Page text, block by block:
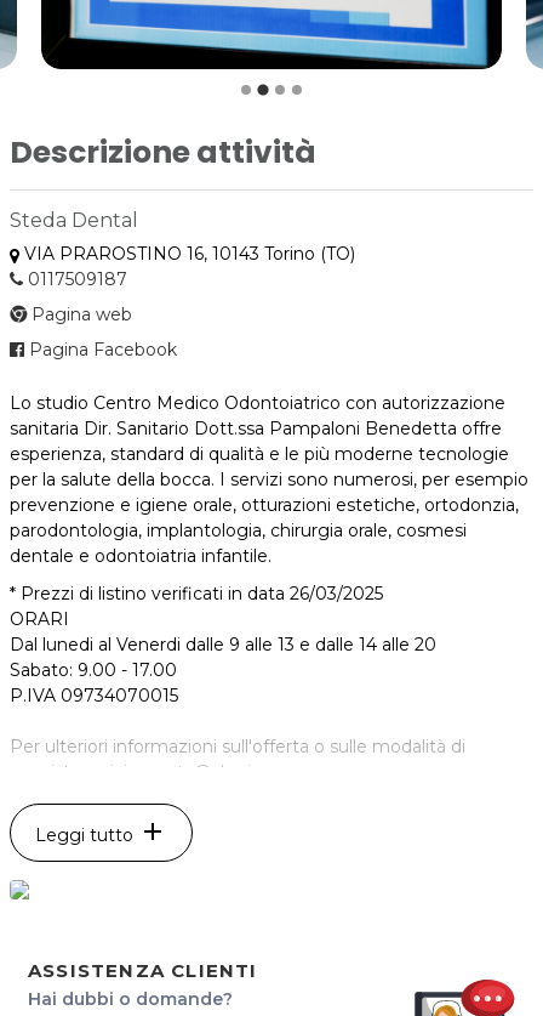
Descrizione attività
Steda Dental
VIA PRAROSTINO 16, 10143 Torino (TO)
0117509187
Pagina web
Pagina Facebook
Lo studio Centro Medico Odontoiatrico con autorizzazione
sanitaria Dir. Sanitario Dott.ssa Pampaloni Benedetta offre
esperienza, standard di qualità e le più moderne tecnologie
per la salute della bocca. I servizi sono numerosi, per esempio
prevenzione e igiene orale, otturazioni estetiche, ortodonzia,
parodontologia, implantologia, chirurgia orale, cosmesi
dentale e odontoiatria infantile.
* Prezzi di listino verificati in data 26/03/2025
ORARI
Dal lunedi al Venerdi dalle 9 alle 13 e dalle 14 alle 20
Sabato: 9.00 - 17.00
P.IVA 09734070015
Per ulteriori informazioni sull'offerta o sulle modalità di
acquisto scrivi a
posta@sharinapp.com
Leggi tutto add
ASSISTENZA CLIENTI
Hai dubbi o domande?